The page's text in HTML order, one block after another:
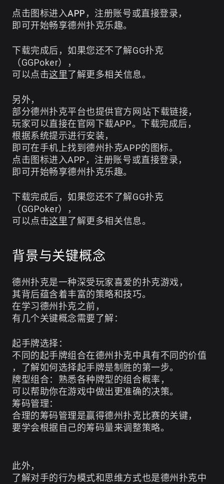
点击图标进入APP，注册账号或直接登录，
即可开始畅享德州扑克乐趣。
下载完成后，如果您还不了解GG扑克
（GGPoker），
可以点击这里了解更多相关信息。
另外，
部分德州扑克平台也提供官方网站下载链接，
玩家可以直接在官网下载APP。下载完成后，
根据系统提示进行安装，
即可在手机上找到德州扑克APP的图标。
点击图标进入APP，注册账号或直接登录，
即可开始畅享德州扑克乐趣。
下载完成后，如果您还不了解GG扑克
（GGPoker），
可以点击这里了解更多相关信息。
背景与关键概念
德州扑克是一种深受玩家喜爱的扑克游戏，
其背后蕴含着丰富的策略和技巧。
在学习德州扑克之前，
有几个关键概念需要了解：
起手牌选择：
不同的起手牌组合在德州扑克中具有不同的价值
，了解如何选择起手牌是制胜的第一步。
牌型组合：熟悉各种牌型的组合概率，
可以帮助你在游戏中做出更准确的决策。
筹码管理：
合理的筹码管理是赢得德州扑克比赛的关键，
要学会根据自己的筹码量来调整策略。
此外，
了解对手的行为模式和思维方式也是德州扑克中